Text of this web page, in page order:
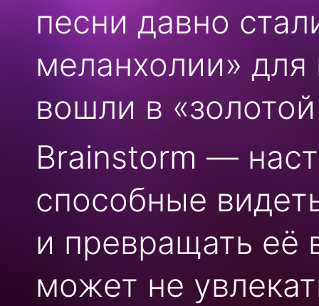
песни давно
меланхолии»
вошли в
Brainstorm —
способные
и превращать её
может не